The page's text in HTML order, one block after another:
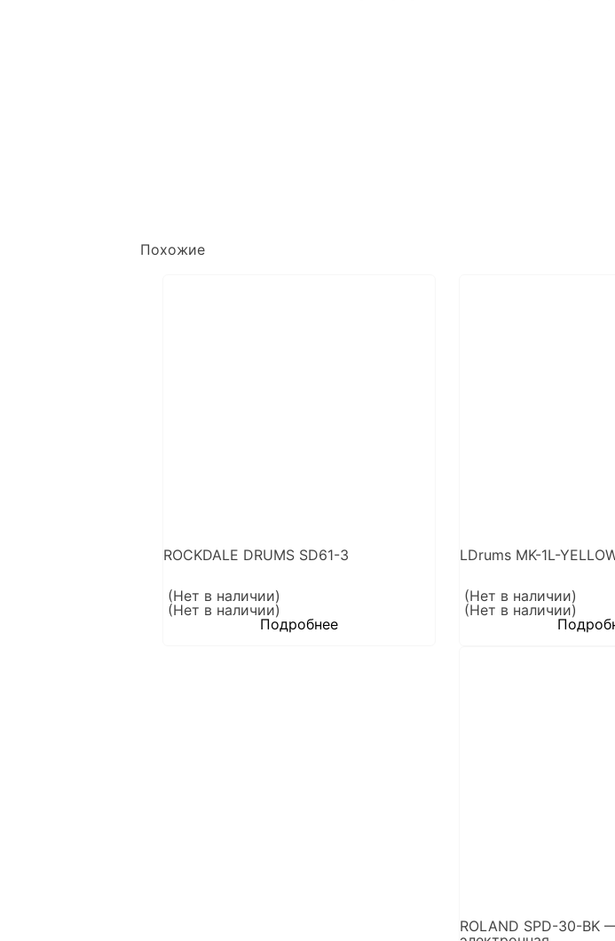
Похожие
ROCKDALE DRUMS SD61-3
(Нет в наличии)
(Нет в наличии)
Подробнее
LDrums MK-1L-
(Нет в наличии)
(Нет в наличии)
ROLAND SPD-30-BK